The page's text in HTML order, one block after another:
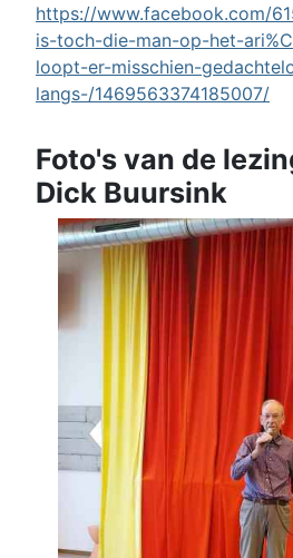
https://www.facebook.com/
is-toch-die-man-op-het-
loopt-er-misschien-
langs-/1469563374185007/
Foto's van de
Dick Buursink